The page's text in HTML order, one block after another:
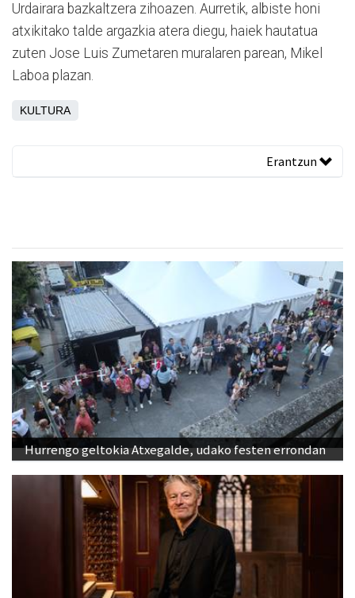
Urdairara bazkaltzera zihoazen. Aurretik, albiste honi
atxikitako talde argazkia atera diegu, haiek hautatua
zuten Jose Luis Zumetaren muralaren parean, Mikel
Laboa plazan.
KULTURA
Erantzun
Hurrengo geltokia Atxegalde, udako festen errondan